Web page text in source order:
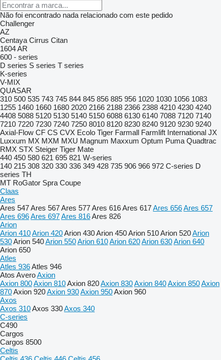
Não foi encontrado nada relacionado com este pedido
Challenger
AZ
Centaya Cirrus Citan
1604AR
600 - series
D series S series T series
K-series
V-MIX
QUASAR
310 500 535 743 745 844 845 856 885 956 1020 1030 1056 1083
1255 1460 1660 1680 2020 2166 2188 2366 2388 4210 4230 4240
4408 5088 5120 5130 5140 5150 6088 6130 6140 7088 7120 7140
7210 7220 7230 7240 7250 8010 8120 8230 8240 9120 9230 9240
Axial-Flow CF CS CVX Ecolo Tiger Farmall Farmlift International JX
Luxxum MX MXM MXU Magnum Maxxum Optum Puma Quadtrac
RMX STX Steiger Tiger Mate
440 450 580 621 695 821 W-series
140 215 308 320 330 336 349 428 735 906 966 972 C-series D
series TH
MT RoGator Spra Coupe
Claas
Ares
Ares 547Ares 567Ares 577Ares 616Ares 617Ares 656Ares 657
Ares 696Ares 697Ares 816Ares 826
Arion
Arion 410Arion 420Arion 430Arion 450Arion 510Arion 520Arion
530Arion 540Arion 550Arion 610Arion 620Arion 630Arion 640
Arion 650
Atles
Atles 936Atles 946
Atos AveroAxion
Axion 800Axion 810Axion 820Axion 830Axion 840Axion 850Axion
870Axion 920Axion 930Axion 950Axion 960
Axos
Axos 310Axos 330Axos 340
C-series
C490
Cargos
Cargos 8500
Celtis